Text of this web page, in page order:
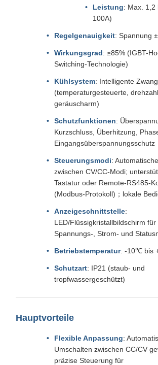
Leistung: Max. 1,2
100A)
Regelgenauigkeit: Spannung
Wirkungsgrad: ≥85% (IGBT-
Switching-Technologie)
Kühlsystem: Intelligente
(temperaturgesteuerte,
geräuscharm)
Schutzfunktionen:
Kurzschluss, Überhitzung,
Eingangsüberspannungsschutz
Steuerungsmodi:
zwischen CV/CC-Modi;
Tastatur oder Remote-RS485-
(Modbus-Protokoll)；lokale
Anzeigeschnittstelle:
LED/Flüssigkristallbildschirm für
Spannungs-, Strom- und
Betriebstemperatur: -10℃ bis
Schutzart: IP21 (staub- und
tropfwassergeschützt)
Hauptvorteile
Flexible Anpassung:
Umschalten zwischen CC/CV
präzise Steuerung für